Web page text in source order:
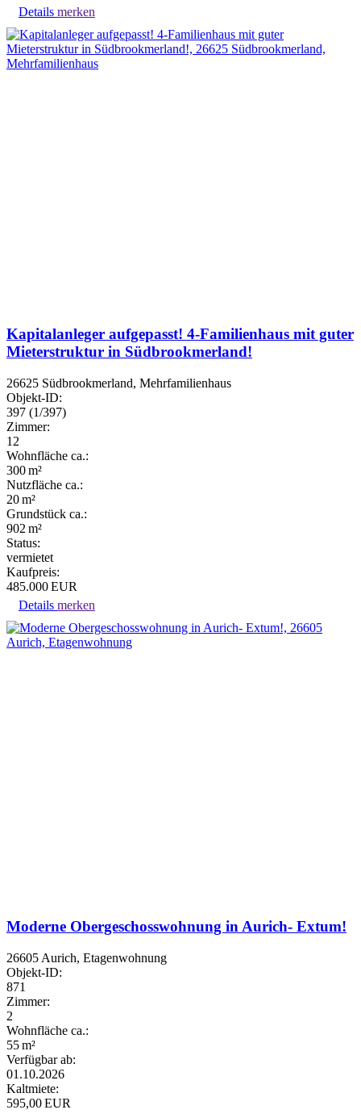
Details merken
Kapitalanleger aufgepasst! 4-Familienhaus mit guter
Mieterstruktur in Südbrookmerland!
26625 Südbrookmerland, Mehrfamilienhaus
Objekt-ID:
397 (1/397)
Zimmer:
12
Wohnfläche ca.:
300 m²
Nutzfläche ca.:
20 m²
Grund­stück ca.:
902 m²
Status:
vermietet
Kaufpreis:
485.000 EUR
Details merken
Moderne Obergeschosswohnung in Aurich- Extum!
26605 Aurich, Etagenwohnung
Objekt-ID:
871
Zimmer:
2
Wohnfläche ca.:
55 m²
Verfügbar ab:
01.10.2026
Kaltmiete:
595,00 EUR